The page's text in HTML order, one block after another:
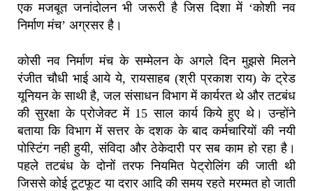
एक मजबूत जनांदोलन भी जरूरी है जिस दिशा में ‘कोशी नव
निर्माण मंच’ अग्रसर है।
कोसी नव निर्माण मंच के सम्मेलन के अगले दिन मुझसे मिलने
रंजीत चौधी भाई आये ये, रायसाहब (श्री प्रकाश राय) के ट्रेड
यूनियन के साथी है, जल संसाधन विभाग में कार्यरत थे और तटबंध
की सुरक्षा के प्रोजेक्ट में 15 साल कार्य किये हुए थे। उन्होंने
बताया कि विभाग में सत्तर के दशक के बाद कर्मचारियों की नयी
पोस्टिंग नही हुयी, संविदा और ठेकेदारी पर सब काम हो रहा है।
पहले तटबंध के दोनों तरफ नियमित पेट्रोलिंग की जाती थी
जिससे कोई टूटफूट या दरार आदि की समय रहते मरम्मत हो जाती